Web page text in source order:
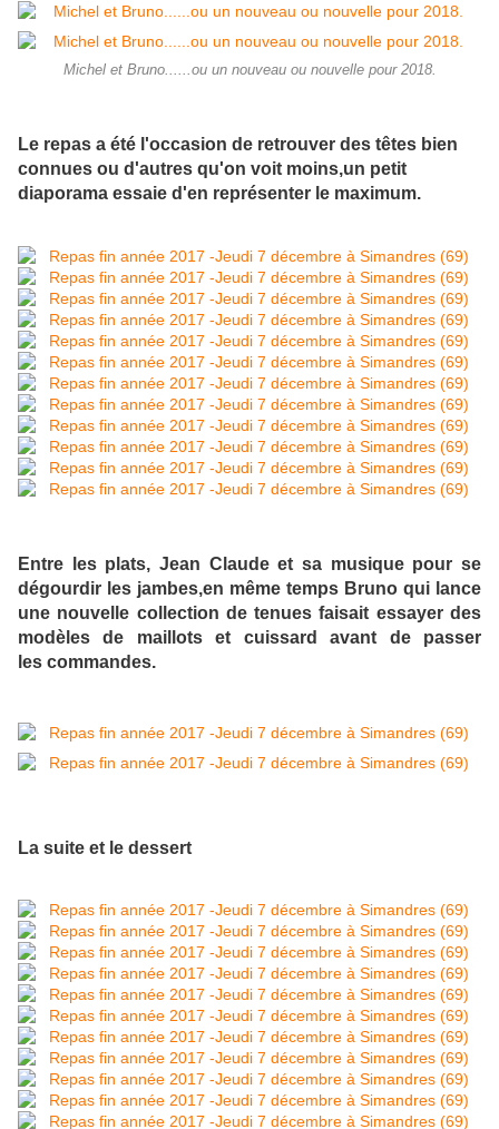
Michel et Bruno......ou un nouveau ou nouvelle pour 2018.
Le repas a été l'occasion de retrouver des têtes bien
connues ou d'autres qu'on voit moins,un petit
diaporama essaie d'en représenter le maximum.
Entre les plats, Jean Claude et sa musique pour se
dégourdir les jambes,en même temps Bruno qui lance
une nouvelle collection de tenues faisait essayer des
modèles de maillots et cuissard avant de passer
les commandes.
La suite et le dessert